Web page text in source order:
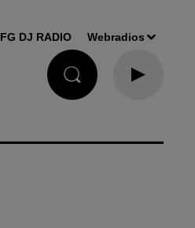
FG DJ RADIO Webradios